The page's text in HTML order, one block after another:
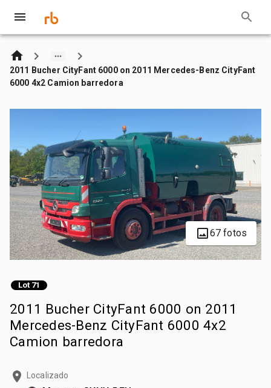
2011 Bucher CityFant 6000 on 2011 Mercedes-Benz CityFant
6000 4x2 Camion barredora
67 fotos
Lot 71
2011 Bucher CityFant 6000 on 2011
Mercedes-Benz CityFant 6000 4x2
Camion barredora
Localizado